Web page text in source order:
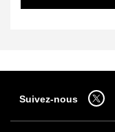
Suivez-nous